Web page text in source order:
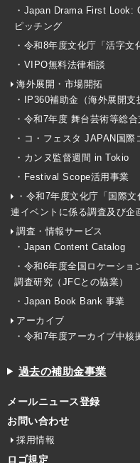
・Japan Drama First Look:
ピッチング
・令和8年度文化庁「活字文
・VIPO無料法律相談
海外展開・市場開拓
・IP360補助金（海外展開支
・令和7年度 舞台芸術等総
・コ・フェスタ JAPAN国
・カンヌ監督週間 in Tokio
・Festival Scope活用事業
・令和7年度文化庁「国際
連イベントに係る調査及び企
調査・情報サービス
・Japan Content Catalog
・令和6年度全国ロケーシ
調査研究（JFCとの協業）
・Japan Book Bank 事業
アーカイブ
・令和7年度アーカイブ中核
過去の補助金事業
メールニュース登録
お問い合わせ
採用情報
ロゴ規定